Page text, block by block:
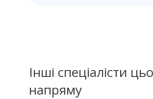
Інші спеціалісти
напряму